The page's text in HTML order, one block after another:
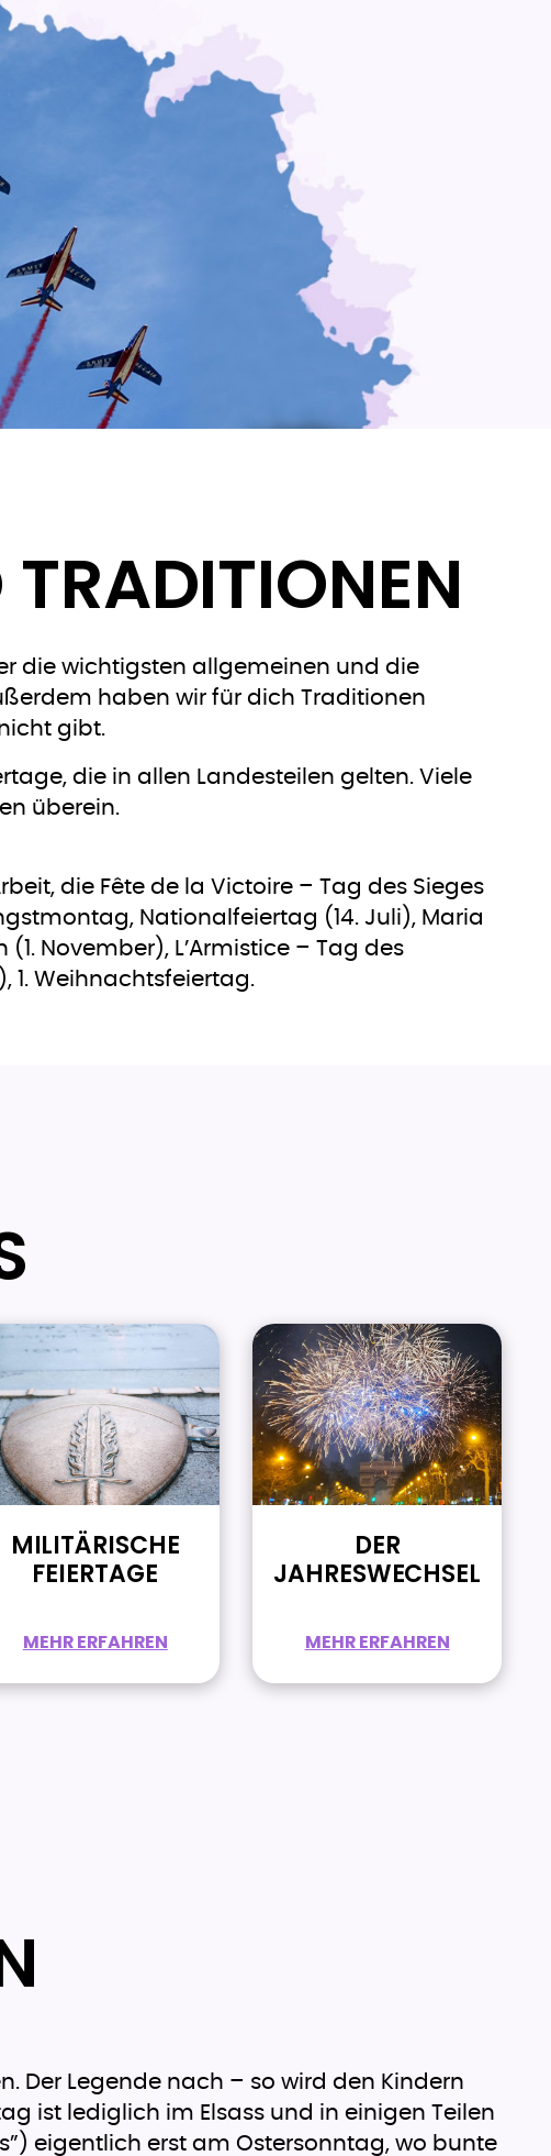
TRADITIONEN
die wichtigsten allgemeinen und die
haben wir für dich Traditionen
gibt.
die in allen Landesteilen gelten. Viele
überein.
die Fête de la Victoire – Tag des Sieges
Nationalfeiertag (14. Juli), Maria
November), L’Armistice – Tag des
1. Weihnachtsfeiertag.
MILITÄRISCHE
FEIERTAGE
MEHR ERFAHREN
DER
JAHRESWECHSEL
MEHR ERFAHREN
Der Legende nach – so wird den Kindern
ist lediglich im Elsass und in einigen Teilen
eigentlich erst am Ostersonntag, wo bunte